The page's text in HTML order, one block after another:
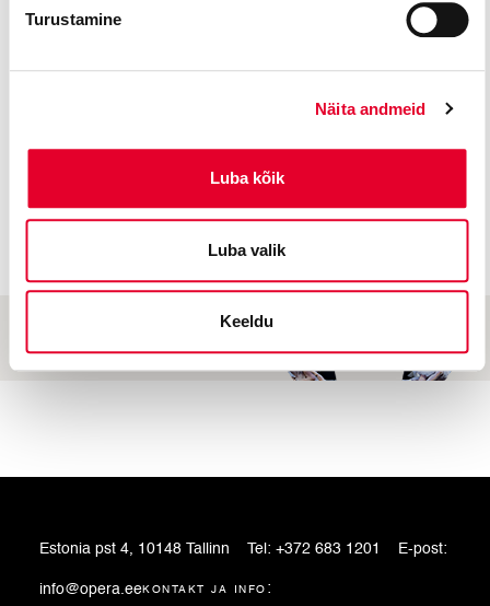
Turustamine
Näita andmeid
Luba kõik
Luba valik
Keeldu
Eesti Muusika- ja Teatriakadeemias:
Estonia pst 4, 10148 Tallinn Tel: +372 683 1201 E-post:
info@opera.eekontakt ja info: